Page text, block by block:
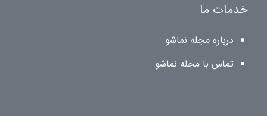
خدمات ما
درباره مجله نماشو
تماس با مجله نماشو